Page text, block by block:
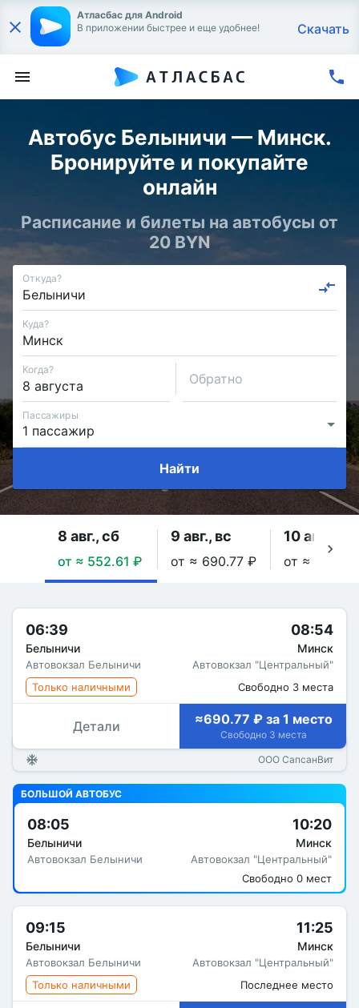
Атласбас для Android
В приложении быстрее и еще удобнее!
Скачать
Автобус Белыничи — Минск.
Бронируйте и покупайте
онлайн
Расписание и билеты на автобусы от
20 BYN
Откуда?
Куда?
Когда?
Обратно
Пассажиры
Найти
8 авг., сб
от ≈ 552.61 ₽
9 авг., вс
от ≈ 690.77 ₽
10 авг., пн
от ≈
06:39
Белыничи
Автовокзал Белыничи
08:54
Минск
Автовокзал "Центральный"
Только наличными
Свободно 3 места
Детали ≈690.77 ₽ за 1 место
Свободно 3 места
ООО СапсанВит
БОЛЬШОЙ АВТОБУС
08:05
Белыничи
Автовокзал Белыничи
10:20
Минск
Автовокзал "Центральный"
Свободно 0 мест
09:15
Белыничи
Автовокзал Белыничи
11:25
Минск
Автовокзал "Центральный"
Только наличными
Последнее место